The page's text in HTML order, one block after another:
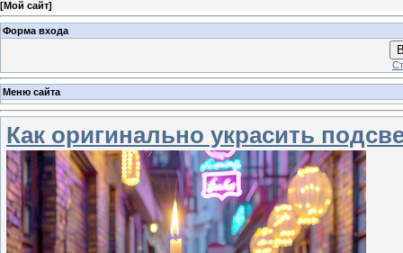
[Мой сайт]
Форма входа
Меню сайта
Как оригинально украсить